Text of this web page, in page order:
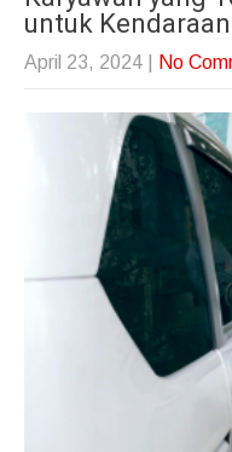
untuk
April 23, 2024 No